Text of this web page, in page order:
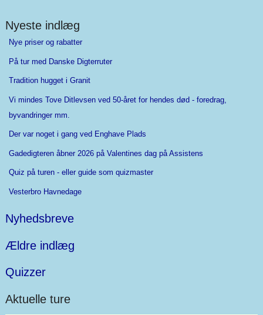
Nyeste indlæg
Nye priser og rabatter
På tur med Danske Digterruter
Tradition hugget i Granit
Vi mindes Tove Ditlevsen ved 50-året for hendes død - foredrag,
byvandringer mm.
Der var noget i gang ved Enghave Plads
Gadedigteren åbner 2026 på Valentines dag på Assistens
Quiz på turen - eller guide som quizmaster
Vesterbro Havnedage
Nyhedsbreve
Ældre indlæg
Quizzer
Aktuelle ture